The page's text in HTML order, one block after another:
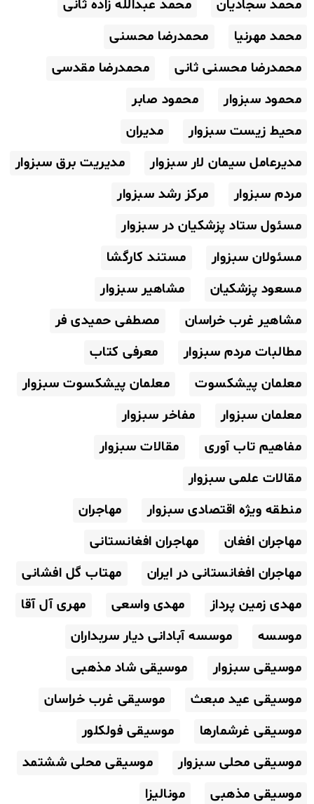
محمد سجادیان
محمد عبدالله زاده ثانی
محمد مهرنیا
محمدرضا محسنی
محمدرضا محسنی ثانی
محمدرضا مقدسی
محمود سبزوار
محمود صابر
محیط زیست سبزوار
مدیران
مدیرعامل سیمان لار سبزوار
مدیریت برق سبزوار
مردم سبزوار
مرکز رشد سبزوار
مسئول ستاد پزشکیان در سبزوار
مسئولان سبزوار
مستند کارگشا
مسعود پزشکیان
مشاهیر سبزوار
مشاهیر غرب خراسان
مصطفی حمیدی فر
مطالبات مردم سبزوار
معرفی کتاب
معلمان پیشکسوت
معلمان پیشکسوت سبزوار
معلمان سبزوار
مفاخر سبزوار
مفاهیم تاب آوری
مقالات سبزوار
مقالات علمی سبزوار
منطقه ویژه اقتصادی سبزوار
مهاجران
مهاجران افغان
مهاجران افغانستانی
مهاجران افغانستانی در ایران
مهتاب گل افشانی
مهدی زمین پرداز
مهدی واسعی
مهری آل آقا
موسسه
موسسه آبادانی دیار سربداران
موسیقی سبزوار
موسیقی شاد مذهبی
موسیقی عید مبعث
موسیقی غرب خراسان
موسیقی غرشمارها
موسیقی فولکلور
موسیقی محلی سبزوار
موسیقی محلی ششتمد
موسیقی مذهبی
مونالیزا